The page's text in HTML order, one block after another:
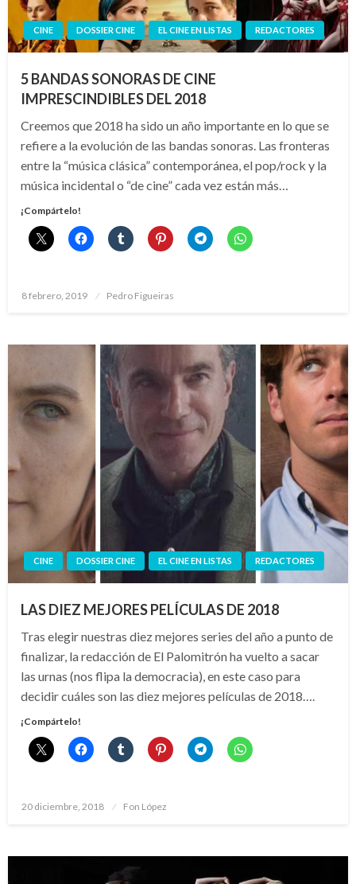
CINE DOSSIER CINE EL CINE EN LISTAS REDACTORES
5 BANDAS SONORAS DE CINE
IMPRESCINDIBLES DEL 2018
Creemos que 2018 ha sido un año importante en lo que se
refiere a la evolución de las bandas sonoras. Las fronteras
entre la “música clásica” contemporánea, el pop/rock y la
música incidental o “de cine” cada vez están más…
¡Compártelo!
Publicado
8 febrero, 2019 Pedro Figueiras
CINE DOSSIER CINE EL CINE EN LISTAS REDACTORES
LAS DIEZ MEJORES PELÍCULAS DE 2018
Tras elegir nuestras diez mejores series del año a punto de
finalizar, la redacción de El Palomitrón ha vuelto a sacar
las urnas (nos flipa la democracia), en este caso para
decidir cuáles son las diez mejores películas de 2018….
¡Compártelo!
Publicado
20 diciembre, 2018 Fon López